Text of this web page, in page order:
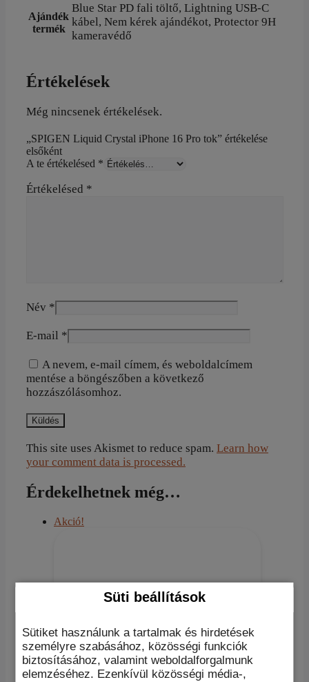
Süti beállítások
Sütiket használunk a tartalmak és hirdetések
személyre szabásához, közösségi funkciók
biztosításához, valamint weboldalforgalmunk
elemzéséhez. Ezenkívül közösségi média-,
Ajándék
termék
Blue Star PD fali töltő, Lightning USB-C
kábel, Nem kérek ajándékot, Protector 9H
kameravédő
Értékelések
Még nincsenek értékelések.
„SPIGEN Liquid Crystal iPhone 16 Pro tok” értékelése
elsőként
A te értékelésed *
Értékelésed *
Név *
E-mail *
A nevem, e-mail címem, és weboldalcímem
mentése a böngészőben a következő
hozzászólásomhoz.
This site uses Akismet to reduce spam. Learn how
your comment data is processed.
Érdekelhetnek még…
Akció!